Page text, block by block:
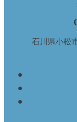
石川県小松